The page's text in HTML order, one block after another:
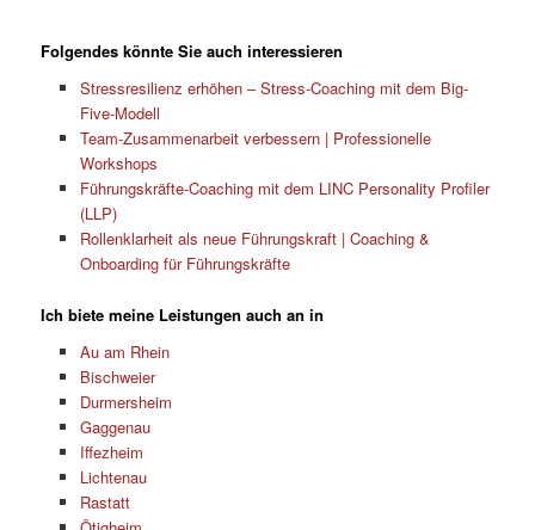
Folgendes könnte Sie auch interessieren
Stressresilienz erhöhen – Stress-Coaching mit dem Big-
Five-Modell
Team-Zusammenarbeit verbessern | Professionelle
Workshops
Führungskräfte-Coaching mit dem LINC Personality Profiler
(LLP)
Rollenklarheit als neue Führungskraft | Coaching &
Onboarding für Führungskräfte
Ich biete meine Leistungen auch an in
Au am Rhein
Bischweier
Durmersheim
Gaggenau
Iffezheim
Lichtenau
Rastatt